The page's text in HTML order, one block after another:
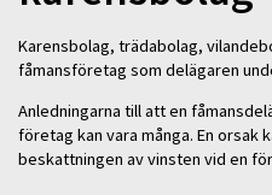
Karensbolag, trädabolag,
fåmansföretag som delägaren
Anledningarna till att en
företag kan vara många. En orsak
beskattningen av vinsten vid en